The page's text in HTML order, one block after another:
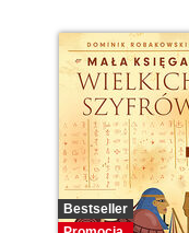
Bestseller